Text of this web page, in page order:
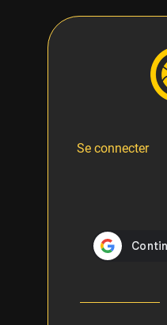
Se connecter